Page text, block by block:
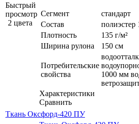
Быстрый
просмотр
2 цвета
Сегмент
стандарт
Состав
полиэстер
Плотность
135 г/м²
Ширина рулона
150 см
Потребительские
свойства
1000 мм
Характеристики
Сравнить
Ткань Оксфорд-420 ПУ